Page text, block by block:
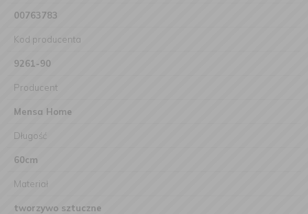
00763783
Kod producenta
9261-90
Producent
Mensa Home
Długość
60cm
Materiał
tworzywo sztuczne